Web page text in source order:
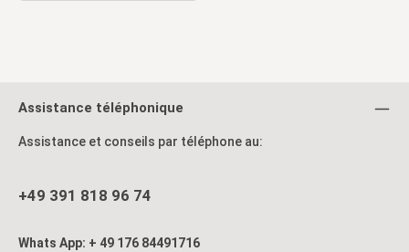
Assistance téléphonique
Assistance et conseils par téléphone au:
+49 391 818 96 74
Whats App: + 49 176 84491716